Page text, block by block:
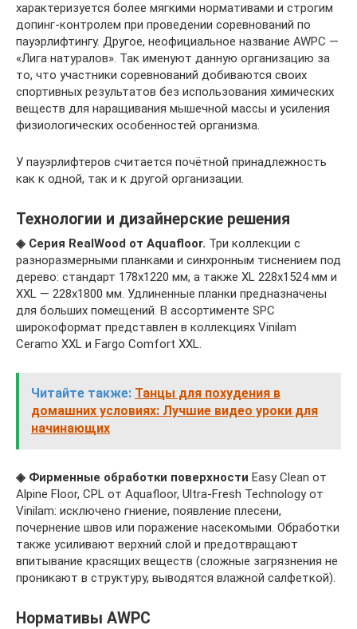
характеризуется более мягкими нормативами и строгим
допинг-контролем при проведении соревнований по
пауэрлифтингу. Другое, неофициальное название AWPC —
«Лига натуралов». Так именуют данную организацию за
то, что участники соревнований добиваются своих
спортивных результатов без использования химических
веществ для наращивания мышечной массы и усиления
физиологических особенностей организма.
У пауэрлифтеров считается почётной принадлежность
как к одной, так и к другой организации.
Технологии и дизайнерские решения
◈ Серия RealWood от Aquafloor. Три коллекции с
разноразмерными планками и синхронным тиснением под
дерево: стандарт 178х1220 мм, а также XL 228х1524 мм и
XXL — 228х1800 мм. Удлиненные планки предназначены
для больших помещений. В ассортименте SPC
широкоформат представлен в коллекциях Vinilam
Ceramo XXL и Fargo Comfort XXL.
Читайте также: Танцы для похудения в
домашних условиях: Лучшие видео уроки для
начинающих
◈ Фирменные обработки поверхности Easy Clean от
Alpine Floor, CPL от Aquafloor, Ultra-Fresh Technology от
Vinilam: исключено гниение, появление плесени,
почернение швов или поражение насекомыми. Обработки
также усиливают верхний слой и предотвращают
впитывание красящих веществ (сложные загрязнения не
проникают в структуру, выводятся влажной салфеткой).
Нормативы AWPC